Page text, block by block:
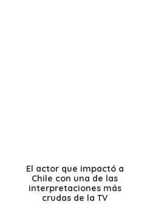
El actor que impactó a
Chile con una de las
interpretaciones más
crudas de la TV